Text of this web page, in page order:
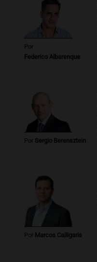
Por
Federico Albarenque
Por Sergio Berensztein
Por Marcos Calligaris